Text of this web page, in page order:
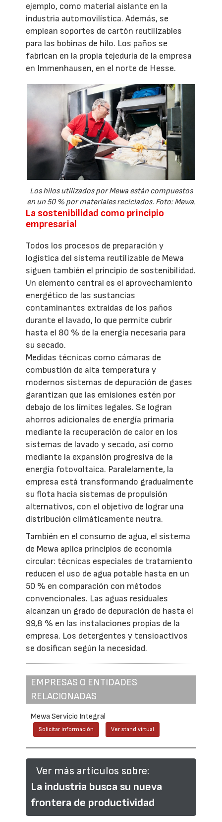
ejemplo, como material aislante en la
industria automovilística. Además, se
emplean soportes de cartón reutilizables
para las bobinas de hilo. Los paños se
fabrican en la propia tejeduría de la empresa
en Immenhausen, en el norte de Hesse.
Los hilos utilizados por Mewa están compuestos
en un 50 % por materiales reciclados. Foto: Mewa.
La sostenibilidad como principio
empresarial
Todos los procesos de preparación y
logística del sistema reutilizable de Mewa
siguen también el principio de sostenibilidad.
Un elemento central es el aprovechamiento
energético de las sustancias
contaminantes extraídas de los paños
durante el lavado, lo que permite cubrir
hasta el 80 % de la energía necesaria para
su secado.
Medidas técnicas como cámaras de
combustión de alta temperatura y
modernos sistemas de depuración de gases
garantizan que las emisiones estén por
debajo de los límites legales. Se logran
ahorros adicionales de energía primaria
mediante la recuperación de calor en los
sistemas de lavado y secado, así como
mediante la expansión progresiva de la
energía fotovoltaica. Paralelamente, la
empresa está transformando gradualmente
su flota hacia sistemas de propulsión
alternativos, con el objetivo de lograr una
distribución climáticamente neutra.
También en el consumo de agua, el sistema
de Mewa aplica principios de economía
circular: técnicas especiales de tratamiento
reducen el uso de agua potable hasta en un
50 % en comparación con métodos
convencionales. Las aguas residuales
alcanzan un grado de depuración de hasta el
99,8 % en las instalaciones propias de la
empresa. Los detergentes y tensioactivos
se dosifican según la necesidad.
EMPRESAS O ENTIDADES
RELACIONADAS
Mewa Servicio Integral
Solicitar información Ver stand virtual
Ver más artículos sobre:
La industria busca su nueva
frontera de productividad